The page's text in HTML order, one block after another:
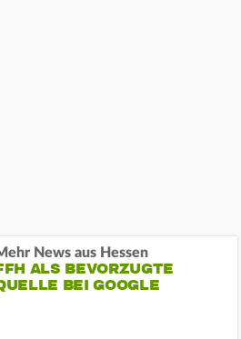
News aus Hessen
ALS BEVORZUGTE
BEI GOOGLE